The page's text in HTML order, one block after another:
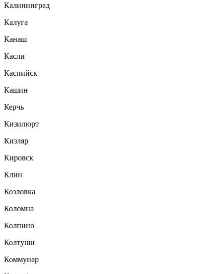
Калининград
Калуга
Канаш
Касли
Каспийск
Кашин
Керчь
Кизилюрт
Кизляр
Кировск
Клин
Козловка
Коломна
Колпино
Колтуши
Коммунар